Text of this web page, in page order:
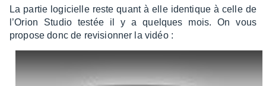
La partie logi­cielle reste quant à elle iden­tique à celle de
l’Orion Studio testée il y a quelques mois. On vous
propose donc de revi­sion­ner la vidéo :